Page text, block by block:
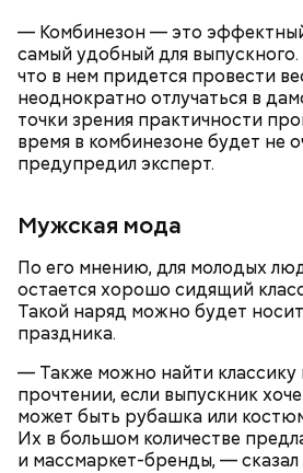
— Комбинезон — это
самый удобный для
что в нем придется провести
неоднократно отлучаться в
точки зрения практичности
время в комбинезоне будет не
предупредил эксперт.
Мужская мода
По его мнению, для молодых
остается хорошо сидящий
Такой наряд можно будет
праздника.
— Также можно найти классику
прочтении, если выпускник
может быть рубашка или
Их в большом количестве
и массмаркет-бренды, — сказал
День «Счастье случается» был
напомнить людям, что счастье
кроется в мелочах.
можно, поделившись с
счастливыми моментами из
Уберут
диетолог
о пользе
Кабачки, тушеные с
Как
майонез:
объяснила,
польза
фруктов